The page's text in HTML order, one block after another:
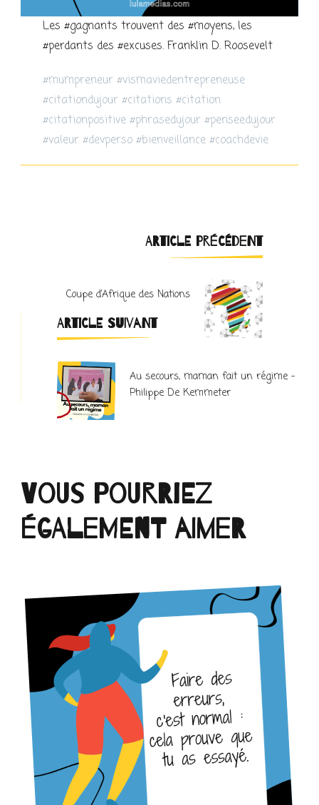
Les #gagnants trouvent des #moyens, les
#perdants des #excuses. Franklin D. Roosevelt
#mumpreneur #vismaviedentrepreneuse
#citationdujour #citations #citation
#citationpositive #phrasedujour #penseedujour
#valeur #devperso #bienveillance #coachdevie
Navigation
d'article
ARTICLE PRÉCÉDENT
Coupe d’Afrique des Nations
ARTICLE SUIVANT
Au secours, maman fait un régime –
Philippe De Kemmeter
Vous pourriez
également aimer